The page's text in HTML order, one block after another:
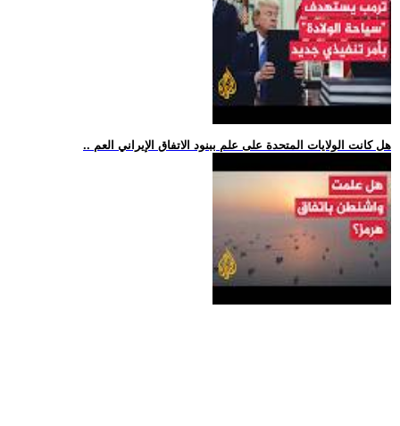
.. هل كانت الولايات المتحدة على علم ببنود الاتفاق الإيراني العم